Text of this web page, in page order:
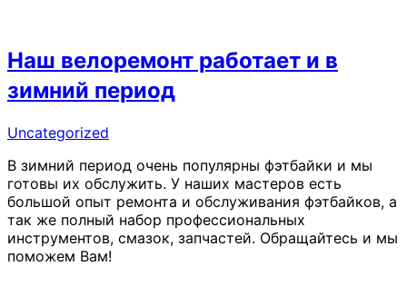
Наш велоремонт работает и в
зимний период
Uncategorized
В зимний период очень популярны фэтбайки и мы
готовы их обслужить. У наших мастеров есть
большой опыт ремонта и обслуживания фэтбайков, а
так же полный набор профессиональных
инструментов, смазок, запчастей. Обращайтесь и мы
поможем Вам!